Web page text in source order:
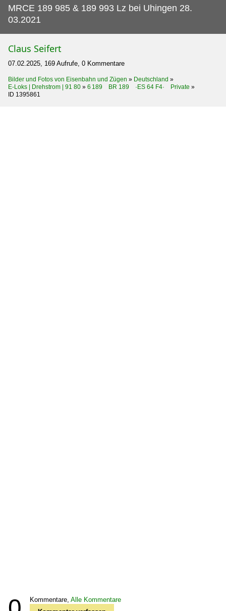
MRCE 189 985 & 189 993 Lz bei Uhingen 28.
03.2021
Claus Seifert
07.02.2025, 169 Aufrufe, 0 Kommentare
Bilder und Fotos von Eisenbahn und Zügen » Deutschland »
E-Loks | Drehstrom | 91 80 » 6 189 BR 189 ·ES 64 F4· Private »
ID 1395861
Kommentare, Alle Kommentare